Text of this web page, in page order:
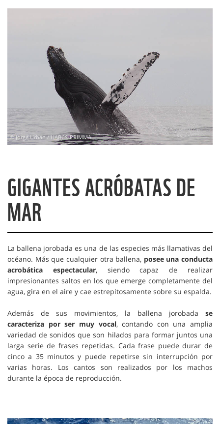
© Jorge Urban / UABCS-PRIMMA
GIGANTES ACRÓBATAS DE
MAR
La ballena jorobada es una de las especies más llamativas del
océano. Más que cualquier otra ballena, posee una conducta
acrobática espectacular, siendo capaz de realizar
impresionantes saltos en los que emerge completamente del
agua, gira en el aire y cae estrepitosamente sobre su espalda.
Además de sus movimientos, la ballena jorobada se
caracteriza por ser muy vocal, contando con una amplia
variedad de sonidos que son hilados para formar juntos una
larga serie de frases repetidas. Cada frase puede durar de
cinco a 35 minutos y puede repetirse sin interrupción por
varias horas. Los cantos son realizados por los machos
durante la época de reproducción.